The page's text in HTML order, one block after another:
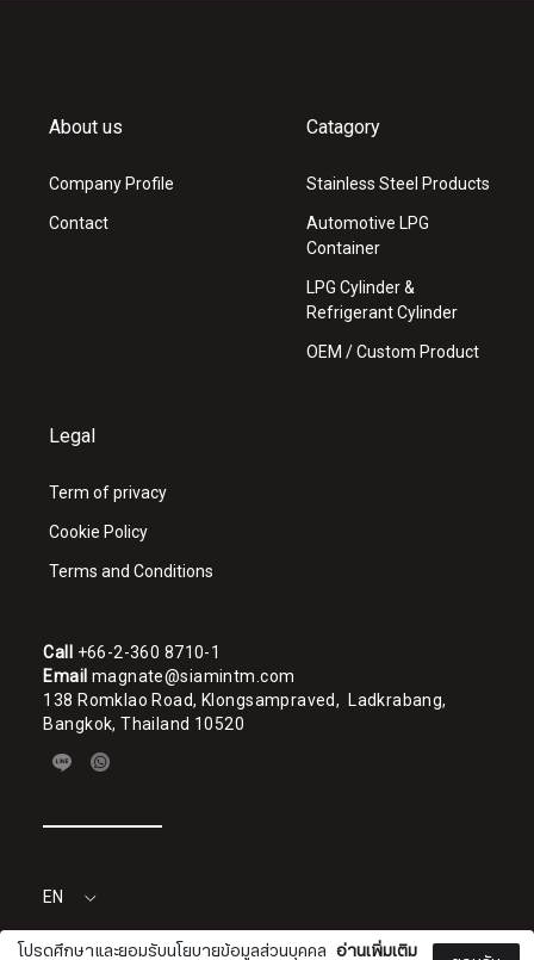
โปรดศึกษาและยอมรับนโยบายข้อมูลส่วนบุคคล อ่านเพิ่มเติม
About us
Company Profile
Contact
Catagory
Stainless Steel Products
Automotive LPG
Container
LPG Cylinder &
Refrigerant Cylinder
OEM / Custom Product
Legal
Term of privacy
Cookie Policy
Terms and Conditions
Call +66-2-360 8710-1
Emailmagnate@siamintm.com
138 Romklao Road, Klongsampraved, Ladkrabang,
Bangkok, Thailand 10520
EN
Last name